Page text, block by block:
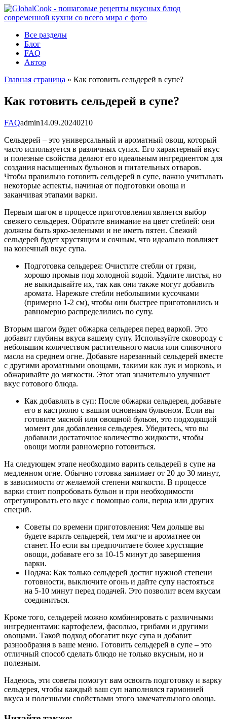
Перейти
к
Все разделы
Блог
FAQ
Автор
Главная страница » Как готовить сельдерей в супе?
Как готовить сельдерей в супе?
FAQadmin14.09.20240210
Сельдерей – это универсальный и ароматный овощ, который
часто используется в различных супах. Его характерный вкус
и полезные свойства делают его идеальным ингредиентом для
создания насыщенных бульонов и питательных отваров.
Чтобы правильно готовить сельдерей в супе, важно учитывать
некоторые аспекты, начиная от подготовки овоща и
заканчивая этапами варки.
Первым шагом в процессе приготовления является выбор
свежего сельдерея. Обратите внимание на цвет стеблей: они
должны быть ярко-зелеными и не иметь пятен. Свежий
сельдерей будет хрустящим и сочным, что идеально повлияет
на конечный вкус супа.
Подготовка сельдерея: Очистите стебли от грязи,
хорошо промыв под холодной водой. Удалите листья, но
не выкидывайте их, так как они также могут добавить
аромата. Нарежьте стебли небольшими кусочками
(примерно 1-2 см), чтобы они быстрее приготовились и
равномерно распределились по супу.
Вторым шагом будет обжарка сельдерея перед варкой. Это
добавит глубины вкуса вашему супу. Используйте сковороду с
небольшим количеством растительного масла или сливочного
масла на среднем огне. Добавьте нарезанный сельдерей вместе
с другими ароматными овощами, такими как лук и морковь, и
обжаривайте до мягкости. Этот этап значительно улучшает
вкус готового блюда.
Как добавлять в суп: После обжарки сельдерея, добавьте
его в кастрюлю с вашим основным бульоном. Если вы
готовите мясной или овощной бульон, это подходящий
момент для добавления сельдерея. Убедитесь, что вы
добавили достаточное количество жидкости, чтобы
овощи могли равномерно готовиться.
На следующем этапе необходимо варить сельдерей в супе на
медленном огне. Обычно готовка занимает от 20 до 30 минут,
в зависимости от желаемой степени мягкости. В процессе
варки стоит попробовать бульон и при необходимости
отрегулировать его вкус с помощью соли, перца или других
специй.
Советы по времени приготовления: Чем дольше вы
будете варить сельдерей, тем мягче и ароматнее он
станет. Но если вы предпочитаете более хрустящие
овощи, добавьте его за 10-15 минут до завершения
варки.
Подача: Как только сельдерей достиг нужной степени
готовности, выключите огонь и дайте супу настояться
на 5-10 минут перед подачей. Это позволит всем вкусам
соединиться.
Кроме того, сельдерей можно комбинировать с различными
ингредиентами: картофелем, фасолью, грибами и другими
овощами. Такой подход обогатит вкус супа и добавит
разнообразия в ваше меню. Готовить сельдерей в супе – это
отличный способ сделать блюдо не только вкусным, но и
полезным.
Надеюсь, эти советы помогут вам освоить подготовку и варку
сельдерея, чтобы каждый ваш суп наполнялся гармонией
вкуса и полезными свойствами этого замечательного овоща.